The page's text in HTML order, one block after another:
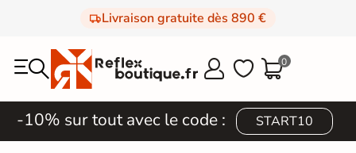
Livraison gratuite dès 890 €
  0
-10% sur tout avec le code : START10